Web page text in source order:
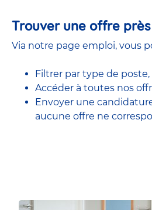
Trouver une offre
Via notre page emploi, vous
Filtrer par type de
Accéder à toutes nos
Envoyer une
aucune offre ne